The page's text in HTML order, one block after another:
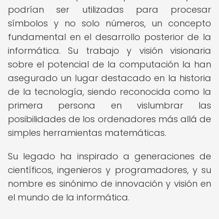
podrían ser utilizadas para procesar
símbolos y no solo números, un concepto
fundamental en el desarrollo posterior de la
informática. Su trabajo y visión visionaria
sobre el potencial de la computación la han
asegurado un lugar destacado en la historia
de la tecnología, siendo reconocida como la
primera persona en vislumbrar las
posibilidades de los ordenadores más allá de
simples herramientas matemáticas.
Su legado ha inspirado a generaciones de
científicos, ingenieros y programadores, y su
nombre es sinónimo de innovación y visión en
el mundo de la informática.